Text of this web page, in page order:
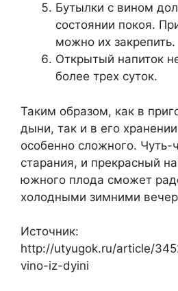
Бутылки с вином
состоянии покоя.
можно их закрепить.
Открытый напиток
более трех суток.
Таким образом, как в
дыни, так и в его
особенно сложного. Чуть-
старания, и прекрасный
южного плода сможет
холодными зимними
Источник:
http://utyugok.ru/article/
vino-iz-dyini